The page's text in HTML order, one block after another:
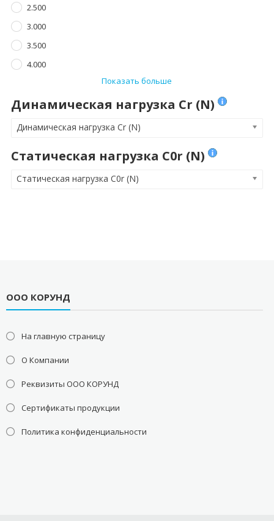
2.500
3.000
3.500
4.000
Показать больше
Динамическая нагрузка Cr (N)
Динамическая нагрузка Cr (N)
Статическая нагрузка C0r (N)
Статическая нагрузка C0r (N)
ООО КОРУНД
На главную страницу
О Компании
Реквизиты ООО КОРУНД
Сертификаты продукции
Политика конфиденциальности